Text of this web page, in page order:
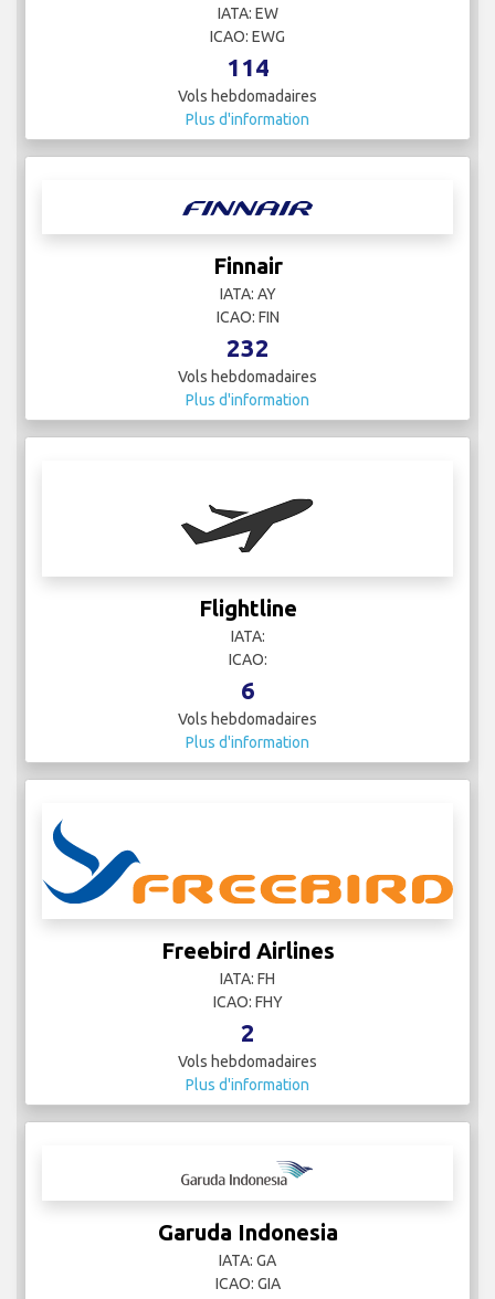
IATA: EW
ICAO: EWG
114
Vols hebdomadaires
Plus d'information
Finnair
IATA: AY
ICAO: FIN
232
Vols hebdomadaires
Plus d'information
Flightline
IATA:
ICAO:
6
Vols hebdomadaires
Plus d'information
Freebird Airlines
IATA: FH
ICAO: FHY
2
Vols hebdomadaires
Plus d'information
Garuda Indonesia
IATA: GA
ICAO: GIA